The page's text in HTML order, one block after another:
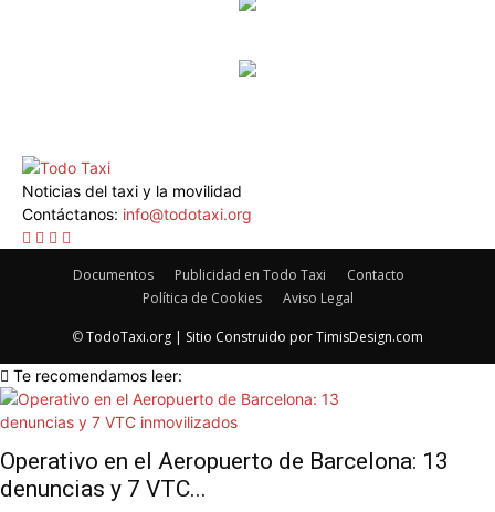
Noticias del taxi y la movilidad
Contáctanos: info@todotaxi.org
Documentos Publicidad en Todo Taxi
Contacto
Política de Cookies
Aviso Legal
©TodoTaxi.org | Sitio Construido porTimisDesign.com
Te recomendamos leer:
Operativo en el Aeropuerto de Barcelona: 13
denuncias y 7 VTC...